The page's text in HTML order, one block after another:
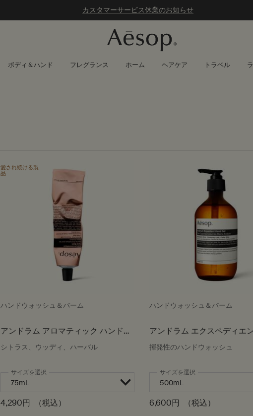
カスタマーサービス休業のお知らせ
ボディ＆ハンド フレグランス ホーム ヘアケア トラベル
愛され続ける製
品
ハンドウォッシュ＆バーム
アンドラム アロマティック ハンドバ
ーム
シトラス、ウッディ、ハーバル
サイズを選択
4,290円 （税込）
ハンドウォッシュ＆バーム
アンドラム エクスペディエ
ドジェル
揮発性のハンドウォッシュ
サイズを選択
6,600円 （税込）